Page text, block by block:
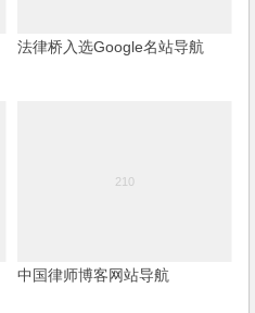
法律桥入选Google名站导航
中国律师博客网站导航